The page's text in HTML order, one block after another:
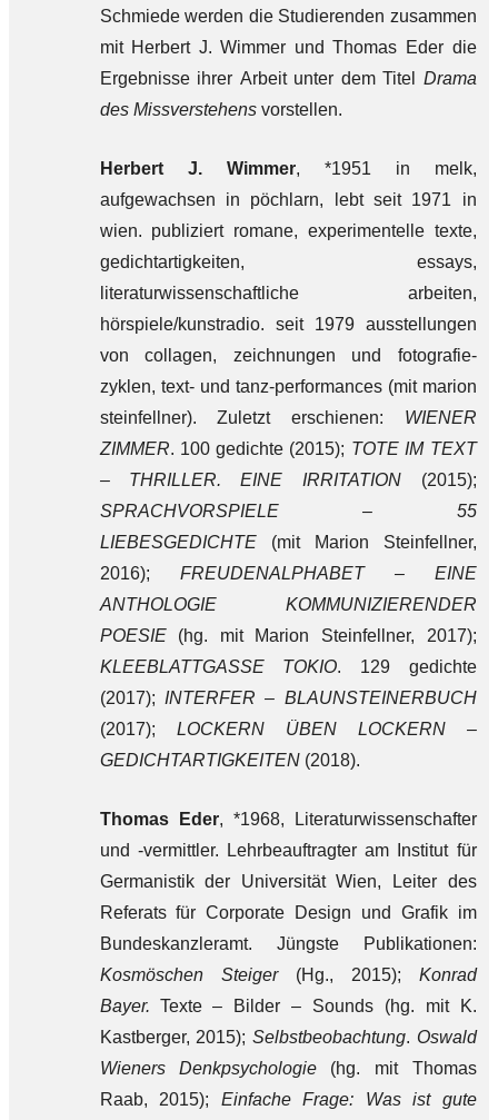
Schmiede werden die Studierenden zusammen
mit Herbert J. Wimmer und Thomas Eder die
Ergebnisse ihrer Arbeit unter dem Titel Drama
des Missverstehensvorstellen.
Herbert J. Wimmer, *1951 in melk,
aufgewachsen in pöchlarn, lebt seit 1971 in
wien. publiziert romane, experimentelle texte,
gedichtartigkeiten, essays,
literaturwissenschaftliche arbeiten,
hörspiele/kunstradio. seit 1979 ausstellungen
von collagen, zeichnungen und fotografie-
zyklen, text- und tanz-performances (mit marion
steinfellner). Zuletzt erschienen: WIENER
ZIMMER. 100 gedichte (2015); TOTE IM TEXT
– THRILLER. EINE IRRITATION(2015);
SPRACHVORSPIELE – 55
LIEBESGEDICHTE(mit Marion Steinfellner,
2016); FREUDENALPHABET – EINE
ANTHOLOGIE KOMMUNIZIERENDER
POESIE(hg. mit Marion Steinfellner, 2017);
KLEEBLATTGASSE TOKIO. 129 gedichte
(2017); INTERFER – BLAUNSTEINERBUCH
(2017); LOCKERN ÜBEN LOCKERN –
GEDICHTARTIGKEITEN(2018).
Thomas Eder, *1968, Literaturwissenschafter
und -vermittler. Lehrbeauftragter am Institut für
Germanistik der Universität Wien, Leiter des
Referats für Corporate Design und Grafik im
Bundeskanzleramt. Jüngste Publikationen:
Kosmöschen Steiger(Hg., 2015); Konrad
Bayer. Texte – Bilder – Sounds (hg. mit K.
Kastberger, 2015); Selbstbeobachtung. Oswald
Wieners Denkpsychologie(hg. mit Thomas
Raab, 2015); Einfache Frage: Was ist gute